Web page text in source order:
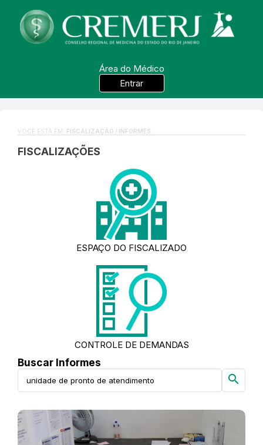
Área do Médico
Entrar
VOCÊ ESTÁ EM: FISCALIZAÇÃO / INFORMES
FISCALIZAÇÕES
ESPAÇO DO FISCALIZADO
CONTROLE DE DEMANDAS
Buscar Informes
search